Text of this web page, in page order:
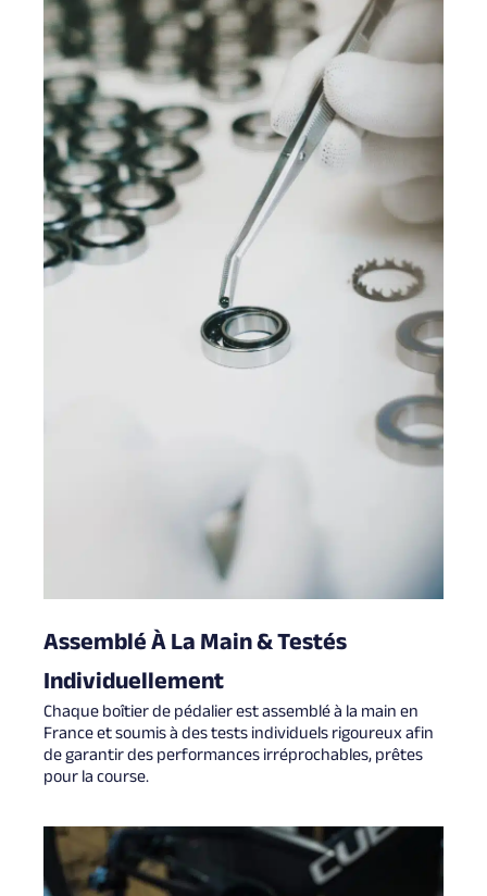
Assemblé À La Main & Testés
Individuellement
Chaque boîtier de pédalier est assemblé à la main en
France et soumis à des tests individuels rigoureux afin
de garantir des performances irréprochables, prêtes
pour la course.